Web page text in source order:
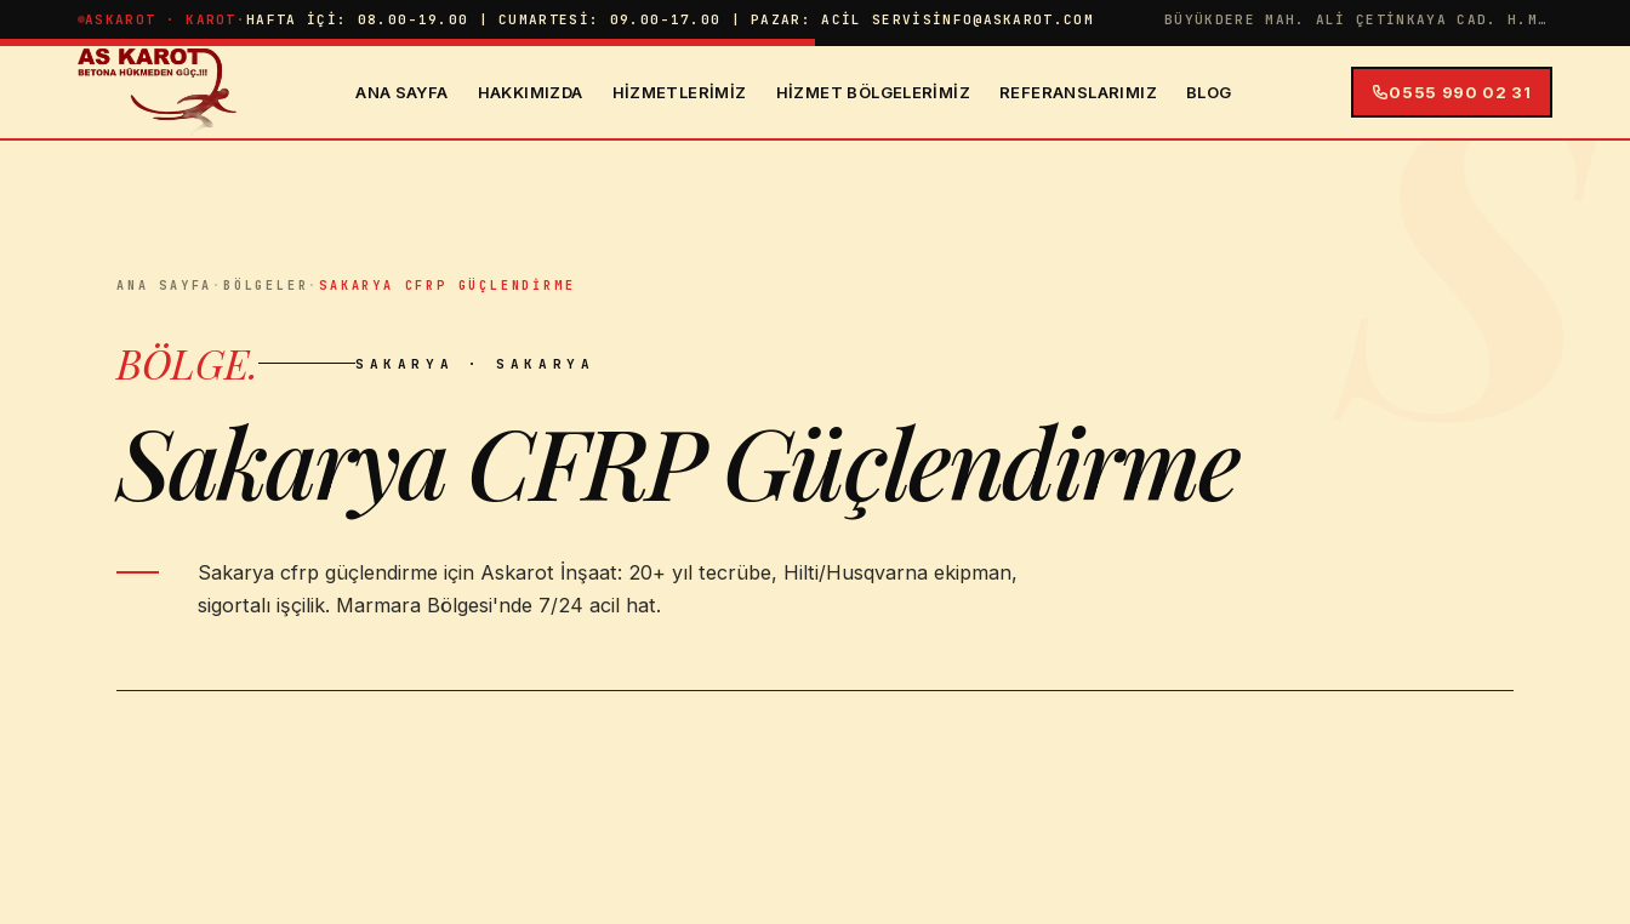
İçeriğe atlaASKAROT · KAROT ·HAFTA İÇI: 08.00-19.00 | CUMARTESI: 09.00-17.00 | PAZAR: ACIL SERVIS INFO@ASKAROT.COM BÜYÜKDERE MAH. ALI ÇETINKAYA CAD. H.MERYEM APT NO:38 İÇ KAPI NO:4
ANA SAYFA HAKKIMIZDA HIZMETLERIMIZ HIZMET BÖLGELERIMIZ REFERANSLARIMIZ BLOG 0555 990 02 31
S
ANA SAYFA ·BÖLGELER ·SAKARYA CFRP GÜÇLENDIRME
BÖLGE. SAKARYA · SAKARYA
Sakarya CFRP Güçlendirme
Sakarya cfrp güçlendirme için Askarot İnşaat: 20+ yıl tecrübe, Hilti/Husqvarna ekipman,
sigortalı işçilik. Marmara Bölgesi'nde 7/24 acil hat.